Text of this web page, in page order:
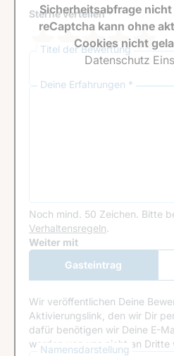
Sterne verteilen *
Titel der Bewertung
Deine Erfahrungen *
Noch mind. 50 Zeichen. Bitte
Verhaltensregeln.
Google Recaptcha
Weiter mit
Gasteintrag
Wir veröffentlichen Deine
Aktivierungslink, den wir Dir
dafür benötigen wir Deine E-
werden von uns nicht an Dritte
Namensdarstellung
Sicherheitsabfrage
reCaptcha kann ohne
Cookies nicht
Datenschutz